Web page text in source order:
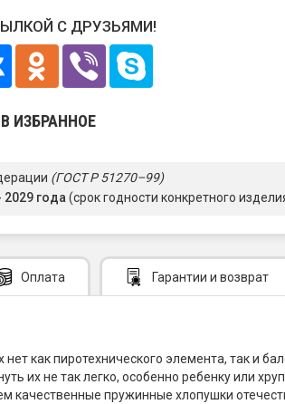
С ДРУЗЬЯМИ!
В ИЗБРАННОЕ
(ГОСТ Р 51270–99)
2029 года(срок годности конкретного
Оплата Гарантии и возврат
как пиротехнического элемента, так и
их не так легко, особенно ребенку или
качественные пружинные хлопушки